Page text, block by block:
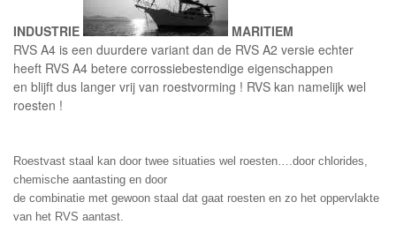
INDUSTRIE
MARITIEM
RVS A4 is een duurdere variant dan de RVS A2 versie echter
heeft RVS A4 betere corrossiebestendige eigenschappen
en blijft dus langer vrij van roestvorming ! RVS kan namelijk wel
roesten !
Roestvast staal kan door twee situaties wel roesten….door chlorides,
chemische aantasting en door
de combinatie met gewoon staal dat gaat roesten en zo het oppervlakte
van het RVS aantast.